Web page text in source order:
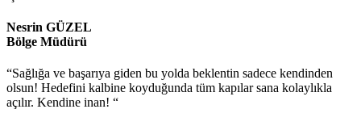
Nesrin GÜZEL
Bölge Müdürü
“Sağlığa ve başarıya giden bu yolda beklentin sadece kendinden
olsun! Hedefini kalbine koyduğunda tüm kapılar sana kolaylıkla
açılır. Kendine inan! “